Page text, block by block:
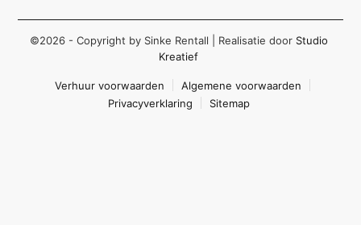
©2026 - Copyright by Sinke Rentall | Realisatie door Studio
Kreatief
Verhuur voorwaarden
Algemene voorwaarden
Privacyverklaring
Sitemap